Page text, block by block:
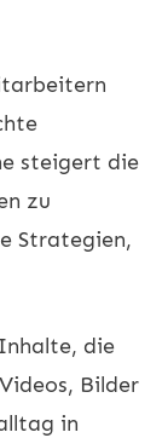
steigert die
zu
Strategien,
die
Bilder
in